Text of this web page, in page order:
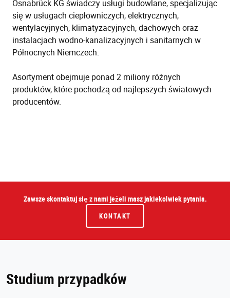
Osnabrück KG świadczy usługi budowlane, specjalizując
się w usługach ciepłowniczych, elektrycznych,
wentylacyjnych, klimatyzacyjnych, dachowych oraz
instalacjach wodno-kanalizacyjnych i sanitarnych w
Północnych Niemczech.
Asortyment obejmuje ponad 2 miliony różnych
produktów, które pochodzą od najlepszych światowych
producentów.
Zawsze skontaktuj się z nami jeżeli masz jakiekolwiek pytania.
KONTAKT
Studium przypadków